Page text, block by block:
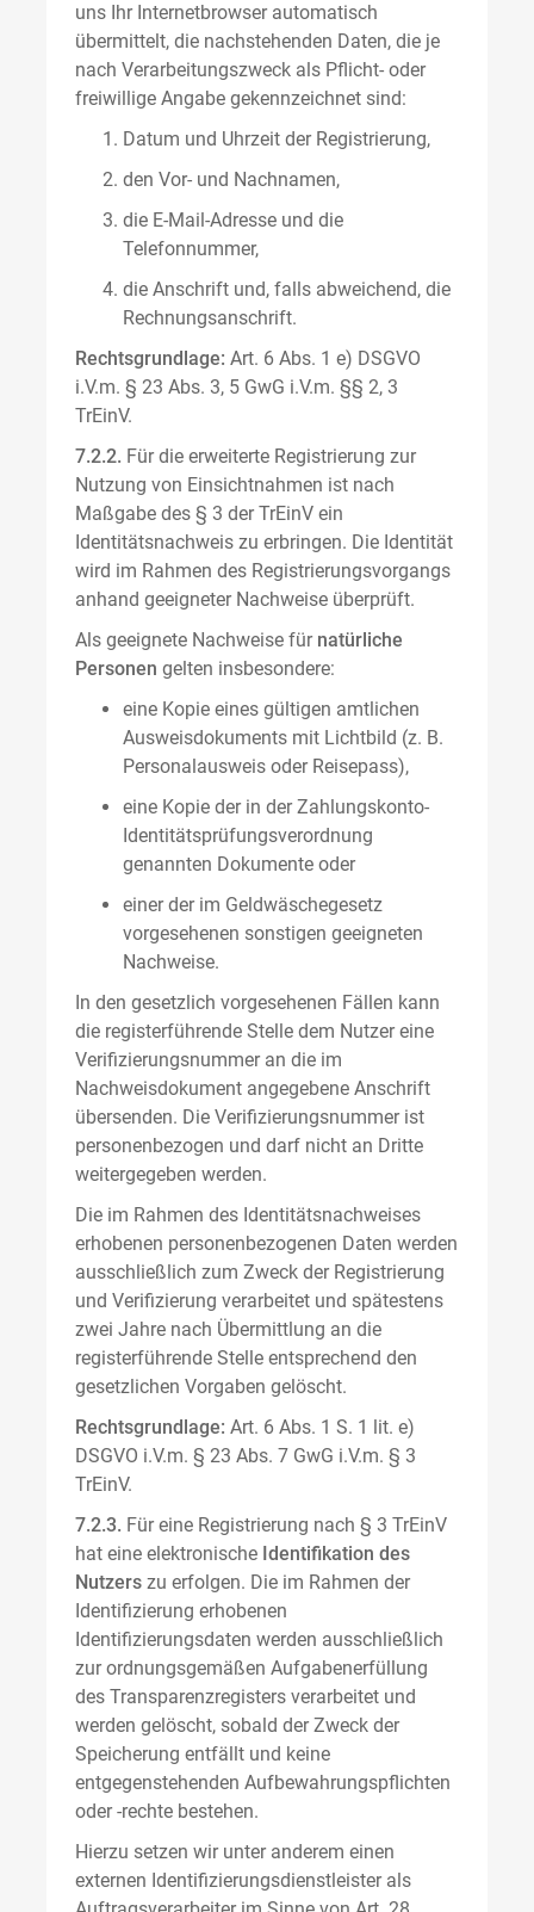
uns Ihr Internetbrowser automatisch
übermittelt, die nachstehenden Daten, die je
nach Verarbeitungszweck als Pflicht- oder
freiwillige Angabe gekennzeichnet sind:
Datum und Uhrzeit der Registrierung,
den Vor- und Nachnamen,
die E-Mail-Adresse und die
Telefonnummer,
die Anschrift und, falls abweichend, die
Rechnungsanschrift.
Rechtsgrundlage: Art. 6 Abs. 1 e) DSGVO
i.V.m. § 23 Abs. 3, 5 GwG i.V.m. §§ 2, 3
TrEinV.
7.2.2. Für die erweiterte Registrierung zur
Nutzung von Einsichtnahmen ist nach
Maßgabe des § 3 der TrEinV ein
Identitätsnachweis zu erbringen. Die Identität
wird im Rahmen des Registrierungsvorgangs
anhand geeigneter Nachweise überprüft.
Als geeignete Nachweise für natürliche
Personen gelten insbesondere:
eine Kopie eines gültigen amtlichen
Ausweisdokuments mit Lichtbild (z. B.
Personalausweis oder Reisepass),
eine Kopie der in der Zahlungskonto-
Identitätsprüfungsverordnung
genannten Dokumente oder
einer der im Geldwäschegesetz
vorgesehenen sonstigen geeigneten
Nachweise.
In den gesetzlich vorgesehenen Fällen kann
die registerführende Stelle dem Nutzer eine
Verifizierungsnummer an die im
Nachweisdokument angegebene Anschrift
übersenden. Die Verifizierungsnummer ist
personenbezogen und darf nicht an Dritte
weitergegeben werden.
Die im Rahmen des Identitätsnachweises
erhobenen personenbezogenen Daten werden
ausschließlich zum Zweck der Registrierung
und Verifizierung verarbeitet und spätestens
zwei Jahre nach Übermittlung an die
registerführende Stelle entsprechend den
gesetzlichen Vorgaben gelöscht.
Rechtsgrundlage: Art. 6 Abs. 1 S. 1 lit. e)
DSGVO i.V.m. § 23 Abs. 7 GwG i.V.m. § 3
TrEinV.
7.2.3. Für eine Registrierung nach § 3 TrEinV
hat eine elektronische Identifikation des
Nutzers zu erfolgen. Die im Rahmen der
Identifizierung erhobenen
Identifizierungsdaten werden ausschließlich
zur ordnungsgemäßen Aufgabenerfüllung
des Transparenzregisters verarbeitet und
werden gelöscht, sobald der Zweck der
Speicherung entfällt und keine
entgegenstehenden Aufbewahrungspflichten
oder -rechte bestehen.
Hierzu setzen wir unter anderem einen
externen Identifizierungsdienstleister als